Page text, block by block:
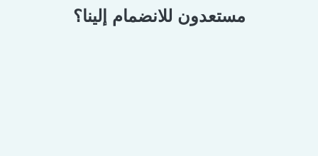
مستعدون للانضمام إلينا؟